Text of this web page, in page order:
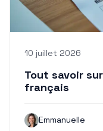
10 juillet 2026
Tout savoir sur
français
Emmanuelle